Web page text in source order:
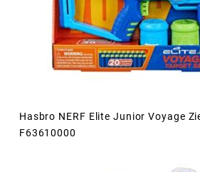
Hasbro NERF Elite Junior Voyage
F63610000